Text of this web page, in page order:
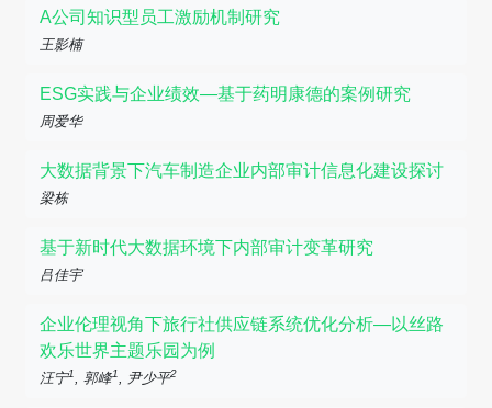
A公司知识型员工激励机制研究
王影楠
ESG实践与企业绩效—基于药明康德的案例研究
周爱华
大数据背景下汽车制造企业内部审计信息化建设探讨
梁栋
基于新时代大数据环境下内部审计变革研究
吕佳宇
企业伦理视角下旅行社供应链系统优化分析—以丝路
欢乐世界主题乐园为例
汪宁1, 郭峰1, 尹少平2